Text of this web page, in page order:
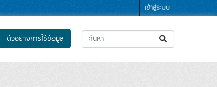
เข้าสู่ระบบ
ตัวอย่างการใช้ข้อมูล